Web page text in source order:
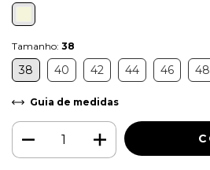
Tamanho: 38
38 40 42 44 46 48
Guia de medidas